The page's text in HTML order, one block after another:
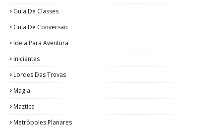
Guia De Classes
Guia De Conversão
Ideia Para Aventura
Iniciantes
Lordes Das Trevas
Magia
Maztica
Metrópoles Planares